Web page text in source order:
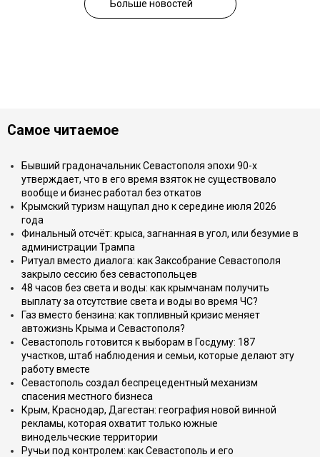
Больше новостей
Самое читаемое
Бывший градоначальник Севастополя эпохи 90-х
утверждает, что в его время взяток не существовало
вообще и бизнес работал без откатов
Крымский туризм нащупал дно к середине июля 2026
года
Финальный отсчёт: крыса, загнанная в угол, или безумие в
администрации Трампа
Ритуал вместо диалога: как Заксобрание Севастополя
закрыло сессию без севастопольцев
48 часов без света и воды: как крымчанам получить
выплату за отсутствие света и воды во время ЧС?
Газ вместо бензина: как топливный кризис меняет
автожизнь Крыма и Севастополя?
Севастополь готовится к выборам в Госдуму: 187
участков, штаб наблюдения и семьи, которые делают эту
работу вместе
Севастополь создал беспрецедентный механизм
спасения местного бизнеса
Крым, Краснодар, Дагестан: география новой винной
рекламы, которая охватит только южные
винодельческие территории
Ручьи под контролем: как Севастополь и его